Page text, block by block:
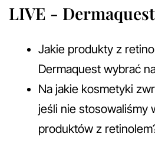
LIVE - Dermaquest
Jakie produkty z
Dermaquest wybrać
Na jakie kosmetyki
jeśli nie stosowaliśmy
produktów z